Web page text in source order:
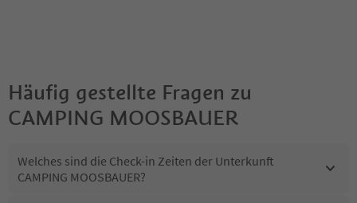
Häufig gestellte Fragen zu
CAMPING MOOSBAUER
Welches sind die Check-in Zeiten der Unterkunft
CAMPING MOOSBAUER?